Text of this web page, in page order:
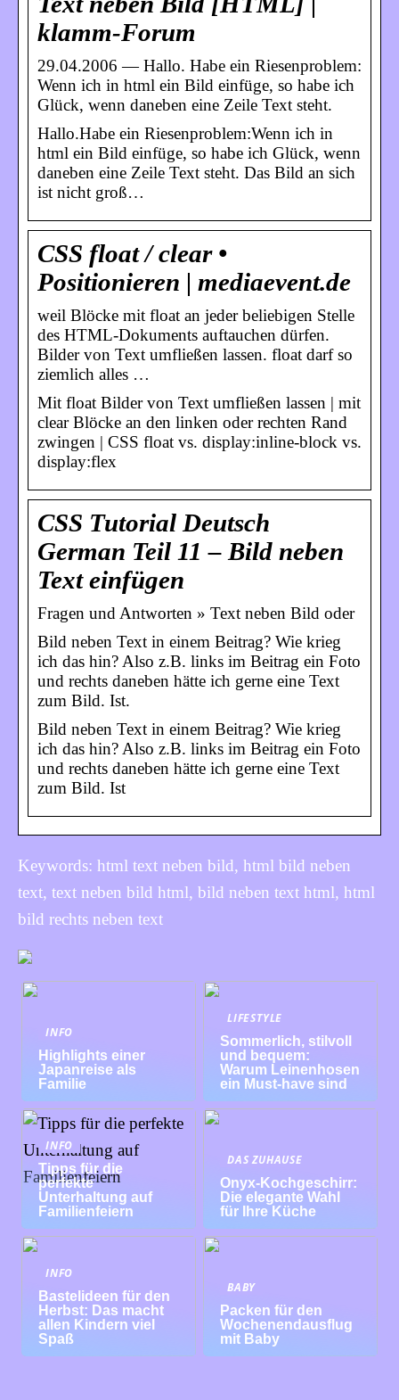
klamm-Forum
29.04.2006 — Hallo. Habe ein Riesenproblem:
Wenn ich in html ein Bild einfüge, so habe ich
Glück, wenn daneben eine Zeile Text steht.
Hallo.Habe ein Riesenproblem:Wenn ich in
html ein Bild einfüge, so habe ich Glück, wenn
daneben eine Zeile Text steht. Das Bild an sich
ist nicht groß…
CSS float / clear •
Positionieren | mediaevent.de
weil Blöcke mit float an jeder beliebigen Stelle
des HTML-Dokuments auftauchen dürfen.
Bilder von Text umfließen lassen. float darf so
ziemlich alles …
Mit float Bilder von Text umfließen lassen | mit
clear Blöcke an den linken oder rechten Rand
zwingen | CSS float vs. display:inline-block vs.
display:flex
CSS Tutorial Deutsch
German Teil 11 – Bild neben
Text einfügen
Fragen und Antworten » Text neben Bild oder
Bild neben Text in einem Beitrag? Wie krieg
ich das hin? Also z.B. links im Beitrag ein Foto
und rechts daneben hätte ich gerne eine Text
zum Bild. Ist.
Bild neben Text in einem Beitrag? Wie krieg
ich das hin? Also z.B. links im Beitrag ein Foto
und rechts daneben hätte ich gerne eine Text
zum Bild. Ist
Keywords: html text neben bild, html bild neben
text, text neben bild html, bild neben text html, html
bild rechts neben text
INFO
Highlights einer
Japanreise als
Familie
LIFESTYLE
Sommerlich, stilvoll
und bequem:
Warum Leinenhosen
ein Must-have sind
INFO
Tipps für die
perfekte
Unterhaltung auf
Familienfeiern
DAS ZUHAUSE
Onyx-Kochgeschirr:
Die elegante Wahl
für Ihre Küche
INFO
Bastelideen für den
Herbst: Das macht
allen Kindern viel
Spaß
BABY
Packen für den
Wochenendausflug
mit Baby